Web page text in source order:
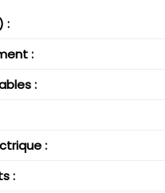
:
:
:
:
: